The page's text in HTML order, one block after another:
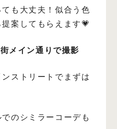
も大丈夫！似合う色
案してもらえます💗
メイン通りで撮影
ストリートでまずは
のシミラーコーデも